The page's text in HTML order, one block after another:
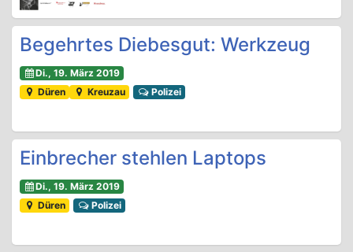
Begehrtes Diebesgut: Werkzeug
Di., 19. März 2019
Düren
Kreuzau Polizei
Einbrecher stehlen Laptops
Di., 19. März 2019
Düren
Polizei